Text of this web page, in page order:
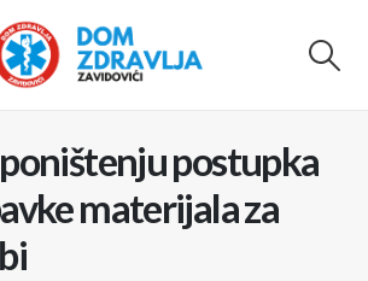
postupka
materijala za